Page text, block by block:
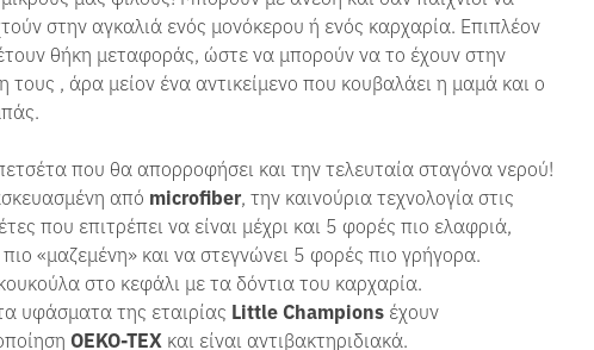
στην αγκαλιά ενός μονόκερου ή ενός καρχαρία. Επιπλέον
θήκη μεταφοράς, ώστε να μπορούν να το έχουν στην
τους , άρα μείον ένα αντικείμενο που κουβαλάει η μαμά και ο
που θα απορροφήσει και την τελευταία σταγόνα νερού!
από microfiber, την καινούρια τεχνολογία στις
που επιτρέπει να είναι μέχρι και 5 φορές πιο ελαφριά,
«μαζεμένη» και να στεγνώνει 5 φορές πιο γρήγορα.
στο κεφάλι με τα δόντια του καρχαρία.
υφάσματα της εταιρίας Little Champions έχουν
OEKO-TEX και είναι αντιβακτηριδιακά.